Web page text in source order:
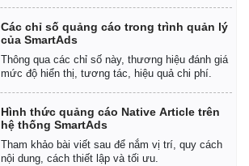
Các chỉ số quảng cáo trong trình quản lý
của SmartAds
Thông qua các chỉ số này, thương hiệu đánh giá
mức độ hiển thị, tương tác, hiệu quả chi phí.
Hình thức quảng cáo Native Article trên
hệ thống SmartAds
Tham khảo bài viết sau để nắm vị trí, quy cách
nội dung, cách thiết lập và tối ưu.